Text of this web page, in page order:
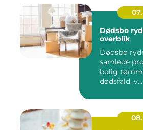
Dødsbo
overblik
Dødsbo
samlede
bolig
dødsfald, v...